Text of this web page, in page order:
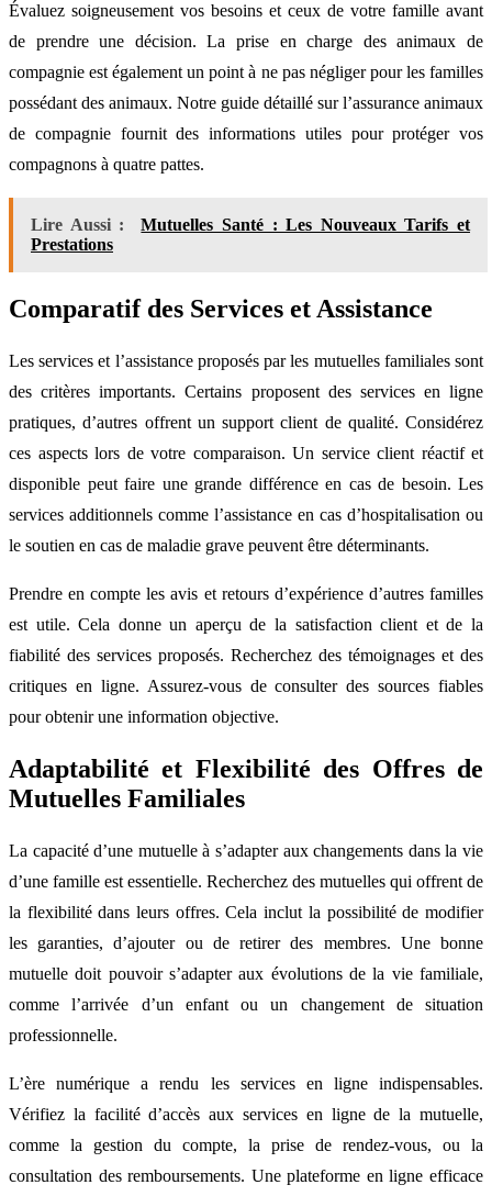
Évaluez soigneusement vos besoins et ceux de votre famille avant
de prendre une décision. La prise en charge des animaux de
compagnie est également un point à ne pas négliger pour les familles
possédant des animaux. Notre guide détaillé sur l’assurance animaux
de compagnie fournit des informations utiles pour protéger vos
compagnons à quatre pattes.
Lire Aussi :
Mutuelles Santé : Les Nouveaux Tarifs et
Prestations
Comparatif des Services et Assistance
Les services et l’assistance proposés par les mutuelles familiales sont
des critères importants. Certains proposent des services en ligne
pratiques, d’autres offrent un support client de qualité. Considérez
ces aspects lors de votre comparaison. Un service client réactif et
disponible peut faire une grande différence en cas de besoin. Les
services additionnels comme l’assistance en cas d’hospitalisation ou
le soutien en cas de maladie grave peuvent être déterminants.
Prendre en compte les avis et retours d’expérience d’autres familles
est utile. Cela donne un aperçu de la satisfaction client et de la
fiabilité des services proposés. Recherchez des témoignages et des
critiques en ligne. Assurez-vous de consulter des sources fiables
pour obtenir une information objective.
Adaptabilité et Flexibilité des Offres de
Mutuelles Familiales
La capacité d’une mutuelle à s’adapter aux changements dans la vie
d’une famille est essentielle. Recherchez des mutuelles qui offrent de
la flexibilité dans leurs offres. Cela inclut la possibilité de modifier
les garanties, d’ajouter ou de retirer des membres. Une bonne
mutuelle doit pouvoir s’adapter aux évolutions de la vie familiale,
comme l’arrivée d’un enfant ou un changement de situation
professionnelle.
L’ère numérique a rendu les services en ligne indispensables.
Vérifiez la facilité d’accès aux services en ligne de la mutuelle,
comme la gestion du compte, la prise de rendez-vous, ou la
consultation des remboursements. Une plateforme en ligne efficace